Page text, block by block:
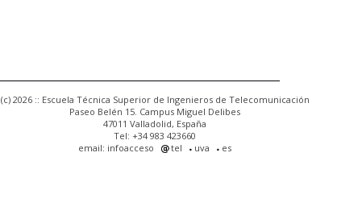
(c) 2026 :: Escuela Técnica Superior de Ingenieros de Telecomunicación
Paseo Belén 15. Campus Miguel Delibes
47011 Valladolid, España
Tel: +34 983 423660
email: infoacceso
tel uva es